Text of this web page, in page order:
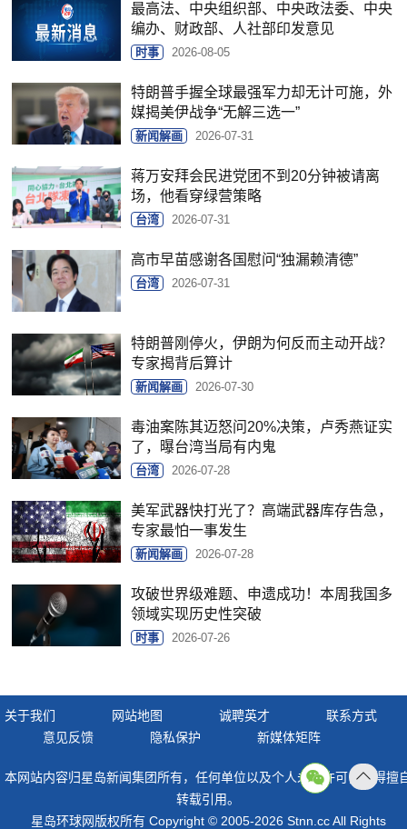
最高法、中央组织部、中央政法委、中央
编办、财政部、人社部印发意见
时事 2026-08-05
特朗普手握全球最强军力却无计可施，外
媒揭美伊战争“无解三选一”
新闻解画 2026-07-31
蒋万安拜会民进党团不到20分钟被请离
场，他看穿绿营策略
台湾 2026-07-31
高市早苗感谢各国慰问“独漏赖清德”
台湾 2026-07-31
特朗普刚停火，伊朗为何反而主动开战？
专家揭背后算计
新闻解画 2026-07-30
毒油案陈其迈怒问20%决策，卢秀燕证实
了，曝台湾当局有内鬼
台湾 2026-07-28
美军武器快打光了？高端武器库存告急，
专家最怕一事发生
新闻解画 2026-07-28
攻破世界级难题、申遗成功！本周我国多
领域实现历史性突破
时事 2026-07-26
关于我们 网站地图 诚聘英才
联系方式
意见反馈
隐私保护 新媒体矩阵
本网站内容归星岛新闻集团所有，任何单位以及个人未经许可，不得擅
转载引用。
星岛环球网版权所有 Copyright © 2005-2026 Stnn.cc All Rights
顶部